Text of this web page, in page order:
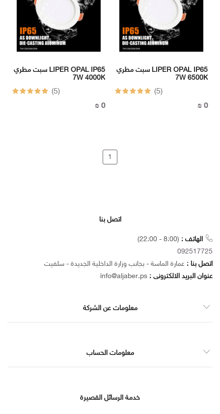
سبت مطري LIPER OPAL IP65
7W 4000K
(5)
0 ₪
سبت مطري LIPER OPAL IP65
7W 6500K
(5)
0 ₪
1
اتصل بنا
الهاتف : (8:00 - 22:00)
092517725
اتصل بنا : عمارة الماسة - بجانب وزارة الداخلية الجديدة - سلفيت
عنوان البريد الالكترونى : info@aljaber.ps
معلومات عن الشركة
معلومات الحساب
خدمة الرسائل القصيرة